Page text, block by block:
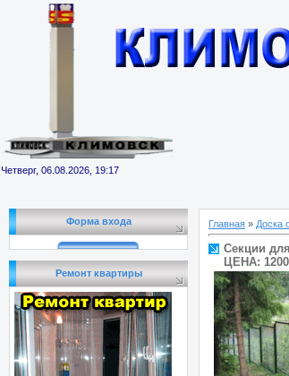
Четверг, 06.08.2026, 19:17
Форма входа
Ремонт квартиры
Главная » Доска
Секции
ЦЕНА: